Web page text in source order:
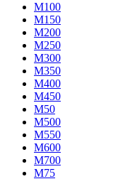
М100
М150
М200
М250
М300
М350
М400
М450
М50
М500
М550
М600
М700
М75